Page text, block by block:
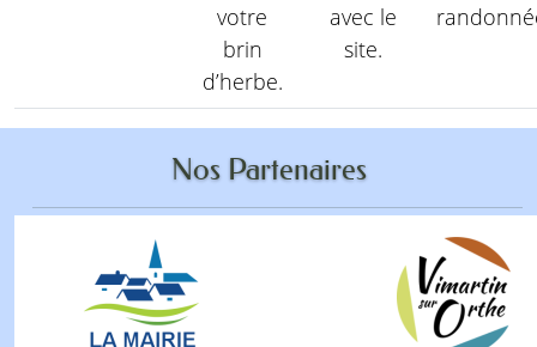
votre
brin
d’herbe.
avec le
site.
Nos Partenaires